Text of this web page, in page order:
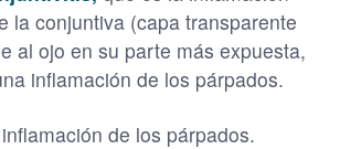
la conjuntiva (capa transparente
al ojo en su parte más expuesta,
inflamación de los párpados.
de los párpados.